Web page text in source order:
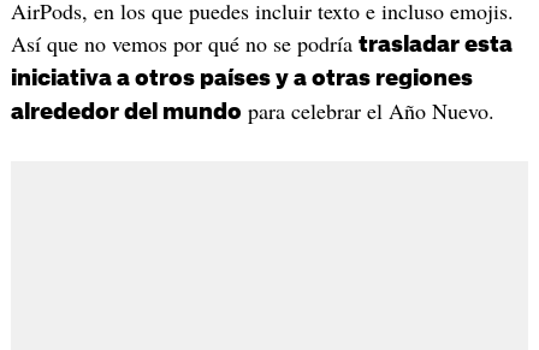
AirPods, en los que puedes incluir texto e incluso emojis.
Así que no vemos por qué no se podría trasladar esta
iniciativa a otros países y a otras regiones
alrededor del mundo para celebrar el Año Nuevo.